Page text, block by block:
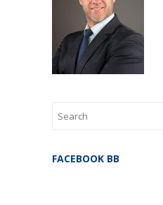
FACEBOOK BB